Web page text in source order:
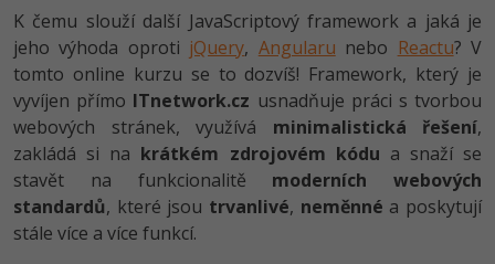
UML a návrhové vzory
React
Spring
ASP.NET MVC
HTML / CSS
UML a návrhové vzory
MySQL/MariaDB
MS-SQL
Webdesigner
Tester
Systémový administrátor
Grafik / UX/UI návrhář
3D grafik
C++ -80%
Swift -80%
Kotlin -80%
C -80%
VB.NET
K čemu slouží další JavaScriptový framework a jaká je
jeho výhoda oproti jQuery, Angularu nebo Reactu? V
tomto online kurzu se to dozvíš! Framework, který je
vyvíjen přímo ITnetwork.cz usnadňuje práci s tvorbou
webových stránek, využívá minimalistická řešení,
zakládá si na krátkém zdrojovém kódu a snaží se
stavět na funkcionalitě moderních webových
standardů, které jsou trvanlivé, neměnné a poskytují
stále více a více funkcí.